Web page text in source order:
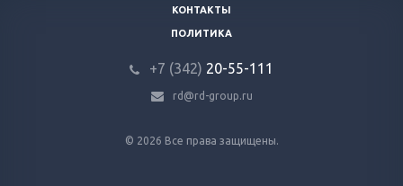
© 2026 Все права защищены.
КОНТАКТЫ
ПОЛИТИКА
+7 (342) 20-55-111
rd@rd-group.ru